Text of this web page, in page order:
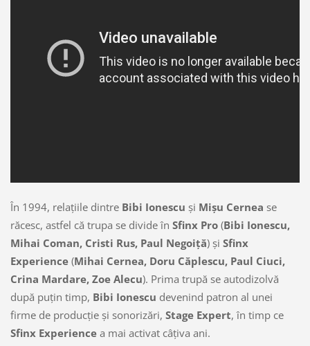
În 1994, relaţiile dintre Bibi Ionescu şi Mişu Cernea se
răcesc, astfel că trupa se divide în Sfinx Pro(Bibi Ionescu,
Mihai Coman, Cristi Rus, Paul Negoiţă) şi Sfinx
Experience(Mihai Cernea, Doru Căplescu, Paul Ciuci,
Crina Mardare, Zoe Alecu). Prima trupă se autodizolvă
după puţin timp, Bibi Ionescu devenind patron al unei
firme de producţie şi sonorizări, Stage Expert, în timp ce
Sfinx Experiencea mai activat câţiva ani.